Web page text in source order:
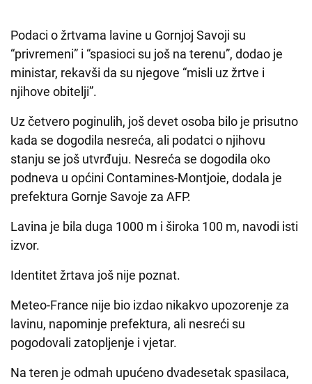
Podaci o žrtvama lavine u Gornjoj Savoji su
“privremeni” i “spasioci su još na terenu”, dodao je
ministar, rekavši da su njegove “misli uz žrtve i
njihove obitelji”.
Uz četvero poginulih, još devet osoba bilo je prisutno
kada se dogodila nesreća, ali podatci o njihovu
stanju se još utvrđuju. Nesreća se dogodila oko
podneva u općini Contamines-Montjoie, dodala je
prefektura Gornje Savoje za AFP.
Lavina je bila duga 1000 m i široka 100 m, navodi isti
izvor.
Identitet žrtava još nije poznat.
Meteo-France nije bio izdao nikakvo upozorenje za
lavinu, napominje prefektura, ali nesreći su
pogodovali zatopljenje i vjetar.
Na teren je odmah upućeno dvadesetak spasilaca,